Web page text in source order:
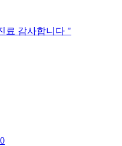
료 감사합니다 "